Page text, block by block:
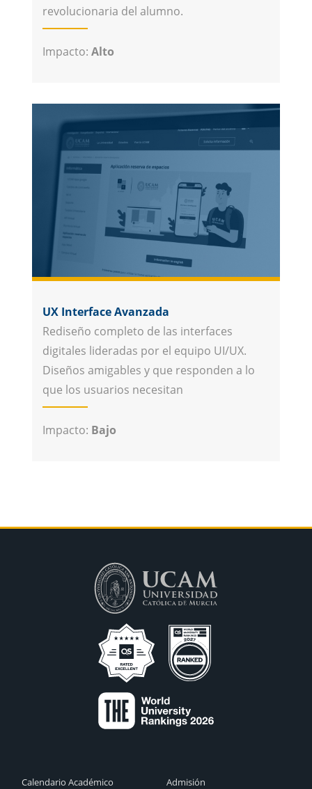
revolucionaria del alumno.
Impacto: Alto
UX Interface Avanzada
Rediseño completo de las interfaces
digitales lideradas por el equipo UI/UX.
Diseños amigables y que responden a lo
que los usuarios necesitan
Impacto: Bajo
Calendario Académico Admisión